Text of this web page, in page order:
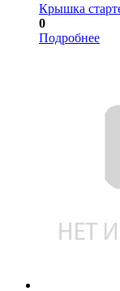
Крышка
0
Подробнее